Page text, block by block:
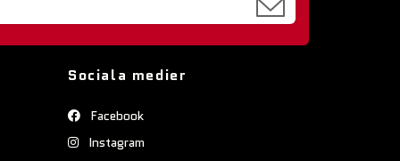
Sociala medier
Facebook
Instagram